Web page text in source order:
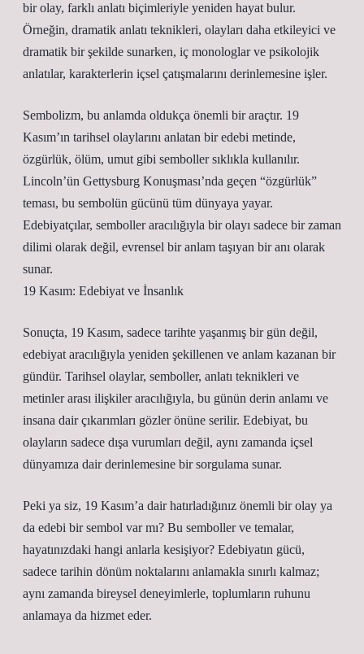
bir olay, farklı anlatı biçimleriyle yeniden hayat bulur.
Örneğin, dramatik anlatı teknikleri, olayları daha etkileyici ve
dramatik bir şekilde sunarken, iç monologlar ve psikolojik
anlatılar, karakterlerin içsel çatışmalarını derinlemesine işler.
Sembolizm, bu anlamda oldukça önemli bir araçtır. 19
Kasım’ın tarihsel olaylarını anlatan bir edebi metinde,
özgürlük, ölüm, umut gibi semboller sıklıkla kullanılır.
Lincoln’ün Gettysburg Konuşması’nda geçen “özgürlük”
teması, bu sembolün gücünü tüm dünyaya yayar.
Edebiyatçılar, semboller aracılığıyla bir olayı sadece bir zaman
dilimi olarak değil, evrensel bir anlam taşıyan bir anı olarak
sunar.
19 Kasım: Edebiyat ve İnsanlık
Sonuçta, 19 Kasım, sadece tarihte yaşanmış bir gün değil,
edebiyat aracılığıyla yeniden şekillenen ve anlam kazanan bir
gündür. Tarihsel olaylar, semboller, anlatı teknikleri ve
metinler arası ilişkiler aracılığıyla, bu günün derin anlamı ve
insana dair çıkarımları gözler önüne serilir. Edebiyat, bu
olayların sadece dışa vurumları değil, aynı zamanda içsel
dünyamıza dair derinlemesine bir sorgulama sunar.
Peki ya siz, 19 Kasım’a dair hatırladığınız önemli bir olay ya
da edebi bir sembol var mı? Bu semboller ve temalar,
hayatınızdaki hangi anlarla kesişiyor? Edebiyatın gücü,
sadece tarihin dönüm noktalarını anlamakla sınırlı kalmaz;
aynı zamanda bireysel deneyimlerle, toplumların ruhunu
anlamaya da hizmet eder.